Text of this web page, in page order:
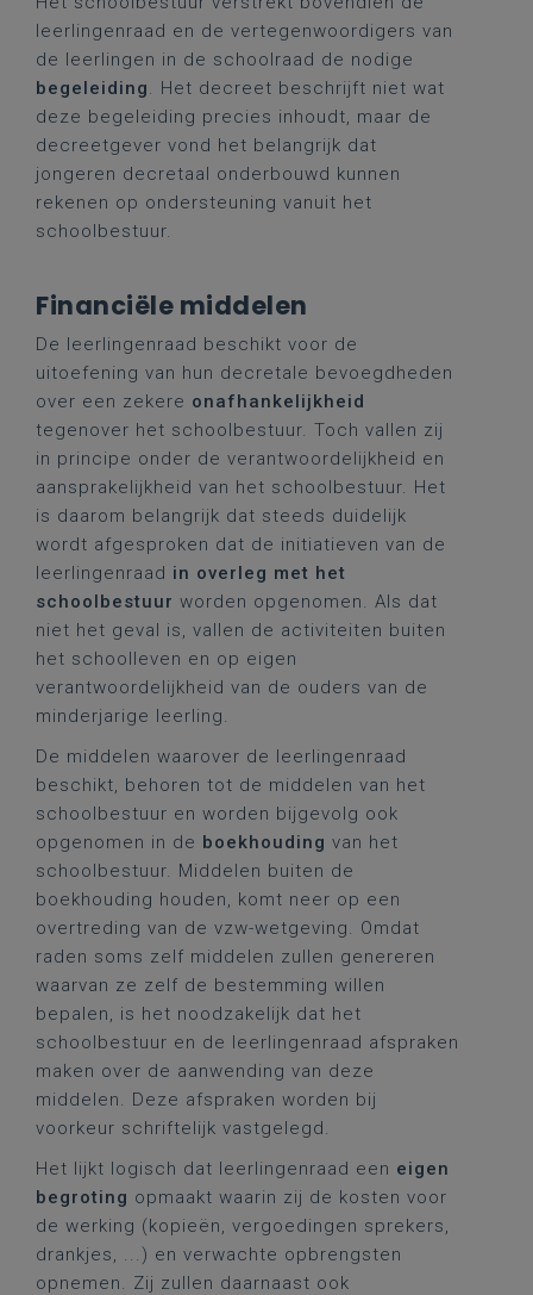
leerlingenraad en de vertegenwoordigers van
de leerlingen in de schoolraad de nodige
begeleiding. Het decreet beschrijft niet wat
deze begeleiding precies inhoudt, maar de
decreetgever vond het belangrijk dat
jongeren decretaal onderbouwd kunnen
rekenen op ondersteuning vanuit het
schoolbestuur.
Financiële middelen
De leerlingenraad beschikt voor de
uitoefening van hun decretale bevoegdheden
over een zekere onafhankelijkheid
tegenover het schoolbestuur. Toch vallen zij
in principe onder de verantwoordelijkheid en
aansprakelijkheid van het schoolbestuur. Het
is daarom belangrijk dat steeds duidelijk
wordt afgesproken dat de initiatieven van de
leerlingenraad in overleg met het
schoolbestuur worden opgenomen. Als dat
niet het geval is, vallen de activiteiten buiten
het schoolleven en op eigen
verantwoordelijkheid van de ouders van de
minderjarige leerling.
De middelen waarover de leerlingenraad
beschikt, behoren tot de middelen van het
schoolbestuur en worden bijgevolg ook
opgenomen in de boekhouding van het
schoolbestuur. Middelen buiten de
boekhouding houden, komt neer op een
overtreding van de vzw-wetgeving. Omdat
raden soms zelf middelen zullen genereren
waarvan ze zelf de bestemming willen
bepalen, is het noodzakelijk dat het
schoolbestuur en de leerlingenraad afspraken
maken over de aanwending van deze
middelen. Deze afspraken worden bij
voorkeur schriftelijk vastgelegd.
Het lijkt logisch dat leerlingenraad een eigen
begroting opmaakt waarin zij de kosten voor
de werking (kopieën, vergoedingen sprekers,
drankjes, ...) en verwachte opbrengsten
opnemen. Zij zullen daarnaast ook